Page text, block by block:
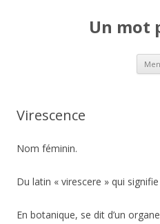
Un mot
Virescence
Nom féminin.
Du latin « virescere » qui
En botanique, se dit d’un